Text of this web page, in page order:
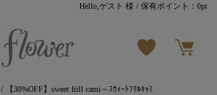
Hello,ゲスト 様 / 保有ポイント：0pt
/ 【30%OFF】sweet frill cami～ｽｳｨｰﾄﾌﾘﾙｷｬﾐ